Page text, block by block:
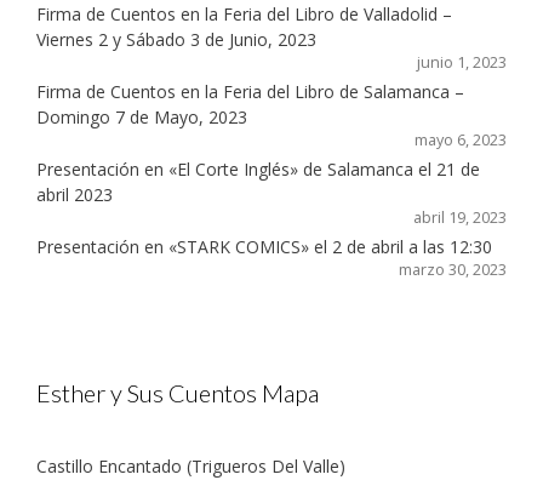
Firma de Cuentos en la Feria del Libro de Valladolid –
Viernes 2 y Sábado 3 de Junio, 2023
junio 1, 2023
Firma de Cuentos en la Feria del Libro de Salamanca –
Domingo 7 de Mayo, 2023
mayo 6, 2023
Presentación en «El Corte Inglés» de Salamanca el 21 de
abril 2023
abril 19, 2023
Presentación en «STARK COMICS» el 2 de abril a las 12:30
marzo 30, 2023
Esther y Sus Cuentos Mapa
Castillo Encantado (Trigueros Del Valle)